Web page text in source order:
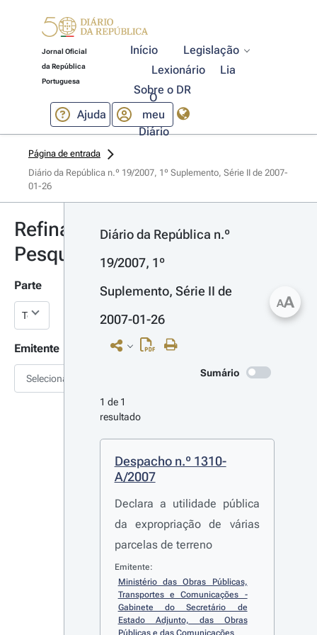
Jornal Oficial
da República
Portuguesa
Início
Legislação
Lexionário
Lia
Sobre o DR
Ajuda
O
meu
Diário
Página de entrada
Diário da República n.º 19/2007, 1º Suplemento, Série II de 2007-
01-26
Refinar
Pesquisa
Parte
Emitente
Selecionar
Diário da República n.º
19/2007, 1º
Suplemento, Série II de
2007-01-26
Sumário
1 de 1
resultado
Despacho n.º 1310-
A/2007
Declara a utilidade pública
da expropriação de várias
parcelas de terreno
Emitente:
Ministério das Obras Públicas,
Transportes e Comunicações -
Gabinete do Secretário de
Estado Adjunto, das Obras
Públicas e das Comunicações
AA